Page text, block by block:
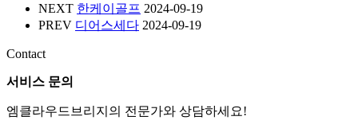
NEXT 한케이골프 2024-09-19
PREV 디어스세다 2024-09-19
Contact
서비스 문의
엠클라우드브리지의 전문가와 상담하세요!